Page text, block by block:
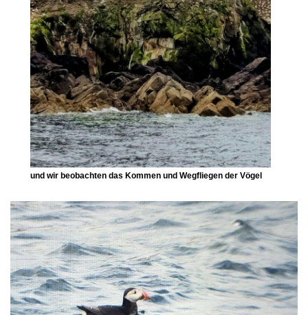
und wir beobachten das Kommen und Wegfliegen der Vögel